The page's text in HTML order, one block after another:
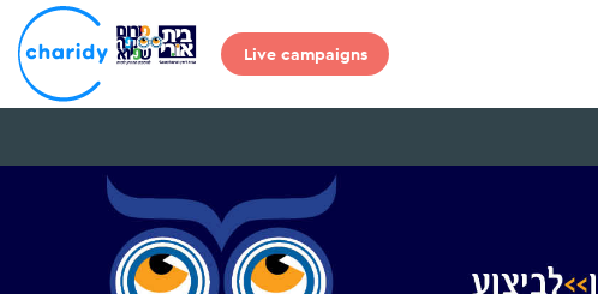
Live campaigns